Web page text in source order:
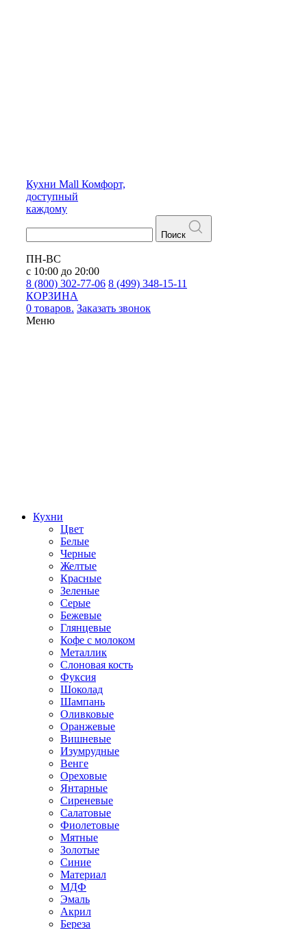
Кухни Mall Комфорт,
доступный
каждому
Поиск
ПН-ВС
с 10:00 до 20:00
8 (800) 302-77-06 8 (499) 348-15-11
КОРЗИНА
0 товаров. Заказать звонок
Меню
Кухни
Цвет
Белые
Черные
Желтые
Красные
Зеленые
Серые
Бежевые
Глянцевые
Кофе с молоком
Металлик
Слоновая кость
Фуксия
Шоколад
Шампань
Оливковые
Оранжевые
Вишневые
Изумрудные
Венге
Ореховые
Янтарные
Сиреневые
Салатовые
Фиолетовые
Мятные
Золотые
Синие
Материал
МДФ
Эмаль
Акрил
Береза